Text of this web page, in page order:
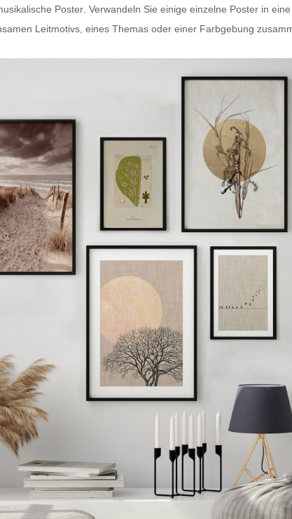
Poster . Verwandeln Sie einige einzelne Poster in
Leitmotivs, eines Themas oder einer Farbgebung